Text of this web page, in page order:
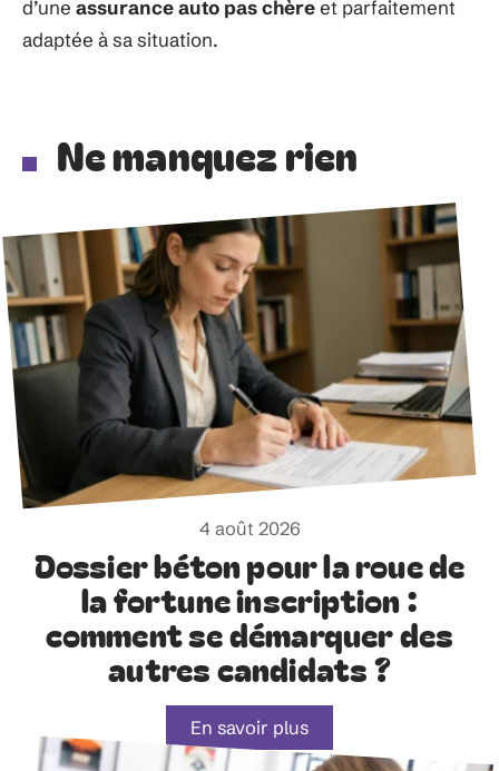
d’une assurance auto pas chèreet parfaitement
adaptée à sa situation.
Ne manquez rien
4 août 2026
Dossier béton pour la roue de
la fortune inscription :
comment se démarquer des
autres candidats ?
En savoir plus